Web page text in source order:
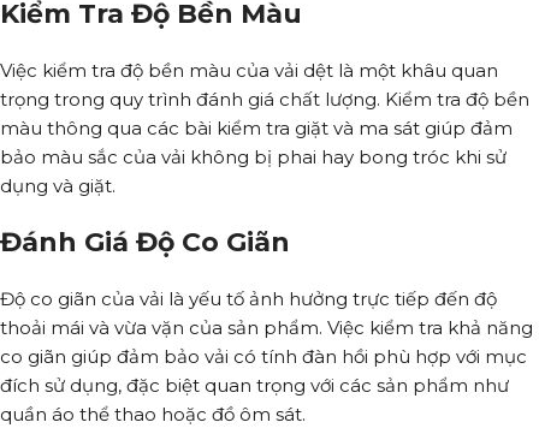
Kiểm Tra Độ Bền Màu
Việc kiểm tra độ bền màu của vải dệt là một khâu quan
trọng trong quy trình đánh giá chất lượng. Kiểm tra độ bền
màu thông qua các bài kiểm tra giặt và ma sát giúp đảm
bảo màu sắc của vải không bị phai hay bong tróc khi sử
dụng và giặt.
Đánh Giá Độ Co Giãn
Độ co giãn của vải là yếu tố ảnh hưởng trực tiếp đến độ
thoải mái và vừa vặn của sản phẩm. Việc kiểm tra khả năng
co giãn giúp đảm bảo vải có tính đàn hồi phù hợp với mục
đích sử dụng, đặc biệt quan trọng với các sản phẩm như
quần áo thể thao hoặc đồ ôm sát.